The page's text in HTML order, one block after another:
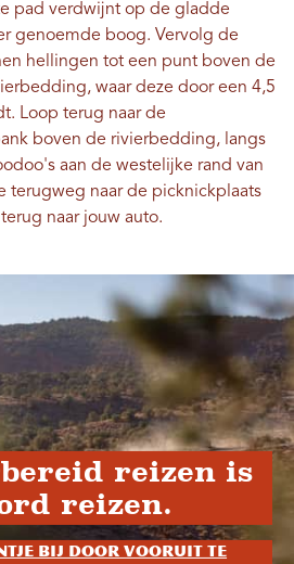
pad verdwijnt op de gladde
genoemde boog. Vervolg de
hellingen tot een punt boven de
waar deze door een 4,5
Loop terug naar de
boven de rivierbedding, langs
aan de westelijke rand van
terugweg naar de picknickplaats
naar jouw auto.
reizen is
reizen.
bij door vooruit te